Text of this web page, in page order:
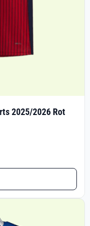
2025/2026 Rot